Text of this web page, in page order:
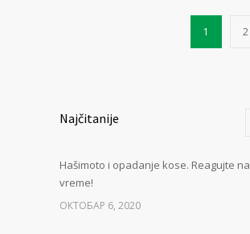
1 2
Najčitanije
Hašimoto i opadanje kose. Reagujte na
vreme!
ОКТОБАР 6, 2020